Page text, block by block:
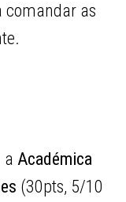
comandar as
a Académica
(30pts, 5/10